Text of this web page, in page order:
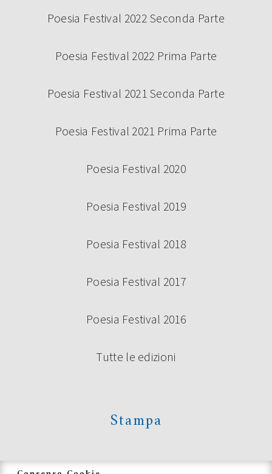
Poesia Festival 2022 Seconda Parte
Poesia Festival 2022 Prima Parte
Poesia Festival 2021 Seconda Parte
Poesia Festival 2021 Prima Parte
Poesia Festival 2020
Poesia Festival 2019
Poesia Festival 2018
Poesia Festival 2017
Poesia Festival 2016
Tutte le edizioni
Stampa